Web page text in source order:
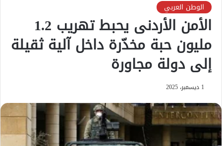
الوطن العربي
الأمن الأردنى يحبط تهريب 1.2
مليون حبة مخدّرة داخل آلية ثقيلة
إلى دولة مجاورة
1 ديسمبر، 2025